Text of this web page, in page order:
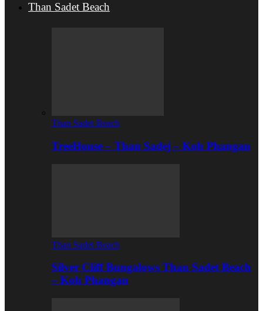
Than Sadet Beach
Than Sadet Beach
TreeHouse – Than Sadej – Koh Phangan
Than Sadet Beach
Silver Cliff Bungalows Than Sadet Beach
– Koh Phangan